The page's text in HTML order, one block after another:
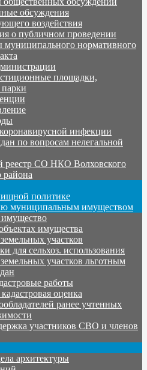
обсуждения
воздействия
о публичном проведении
муниципального нормативного
площадки,
инфекции
по вопросам нелегальной
реестр СО НКО Волховского
района
политике
муниципальным имуществом
имущества
участков
для сельхоз. использования
участков льготным
работы
оценка
ранее учтенных
участников СВО и членов
архитектуры